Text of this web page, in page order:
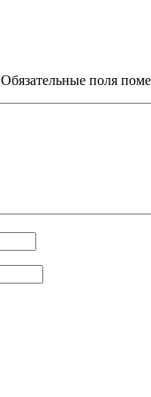
Обязательные поля